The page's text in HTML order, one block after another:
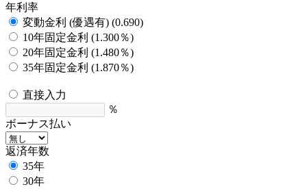
年利率
変動金利 (優遇有) (0.690)
10年固定金利 (1.300％)
20年固定金利 (1.480％)
35年固定金利 (1.870％)
直接入力
％
ボーナス払い
返済年数
35年
30年